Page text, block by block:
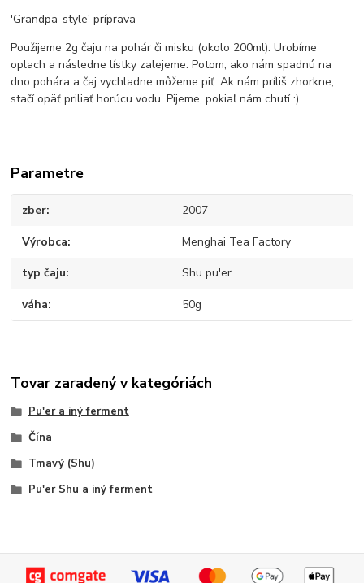
'Grandpa-style' príprava
Použijeme 2g čaju na pohár či misku (okolo 200ml). Urobíme
oplach a následne lístky zalejeme. Potom, ako nám spadnú na
dno pohára a čaj vychladne môžeme piť. Ak nám príliš zhorkne,
stačí opäť priliať horúcu vodu. Pijeme, pokiaľ nám chutí :)
Parametre
zber 2007
Výrobca Menghai Tea Factory
typ čaju Shu pu'er
váha 50g
Tovar zaradený v kategóriách
Pu'er a iný ferment
Čína
Tmavý (Shu)
Pu'er Shu a iný ferment